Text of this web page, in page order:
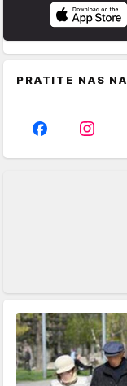
PRATITE NAS NA